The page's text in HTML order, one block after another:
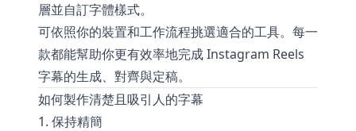
層並自訂字體樣式。
可依照你的裝置和工作流程挑選適合的工具。每一
款都能幫助你更有效率地完成 Instagram Reels
字幕的生成、對齊與定稿。
如何製作清楚且吸引人的字幕
1. 保持精簡